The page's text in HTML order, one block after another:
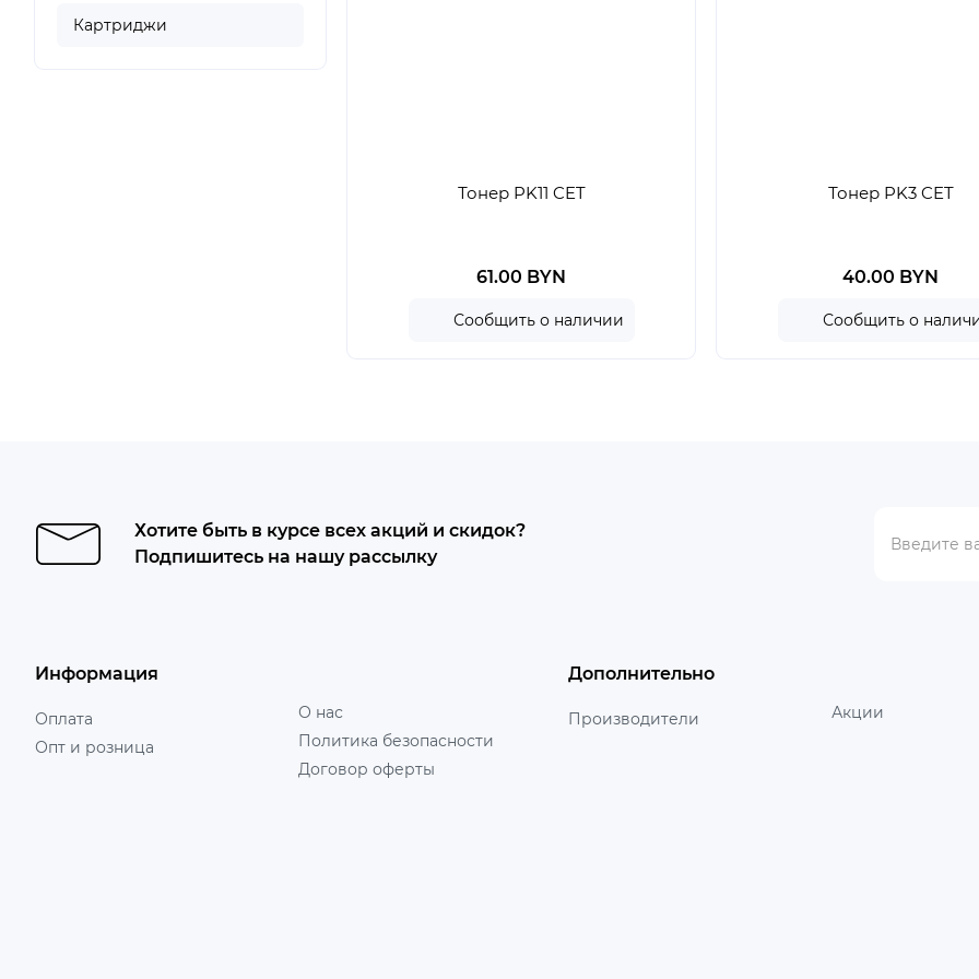
Картриджи
Тонер PK11 CET
61.00 BYN
Сообщить о наличии
Тонер PK3 CET
40.00 BYN
Сообщить о
Хотите быть в курсе всех акций и скидок?
Подпишитесь на нашу рассылку
Информация
Оплата
Опт и розница
О нас
Политика безопасности
Договор оферты
Дополнительно
Производители Акции